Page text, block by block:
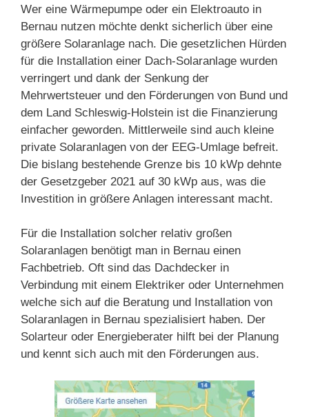
Wer eine Wärmepumpe oder ein Elektroauto in
Bernau nutzen möchte denkt sicherlich über eine
größere Solaranlage nach. Die gesetzlichen Hürden
für die Installation einer Dach-Solaranlage wurden
verringert und dank der Senkung der
Mehrwertsteuer und den Förderungen von Bund und
dem Land Schleswig-Holstein ist die Finanzierung
einfacher geworden. Mittlerweile sind auch kleine
private Solaranlagen von der EEG-Umlage befreit.
Die bislang bestehende Grenze bis 10 kWp dehnte
der Gesetzgeber 2021 auf 30 kWp aus, was die
Investition in größere Anlagen interessant macht.
Für die Installation solcher relativ großen
Solaranlagen benötigt man in Bernau einen
Fachbetrieb. Oft sind das Dachdecker in
Verbindung mit einem Elektriker oder Unternehmen
welche sich auf die Beratung und Installation von
Solaranlagen in Bernau spezialisiert haben. Der
Solarteur oder Energieberater hilft bei der Planung
und kennt sich auch mit den Förderungen aus.